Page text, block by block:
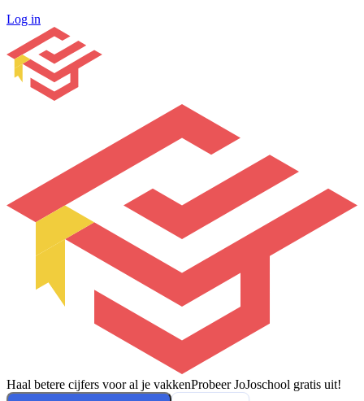
Log in
Haal betere cijfers voor al je vakkenProbeer JoJoschool gratis uit!